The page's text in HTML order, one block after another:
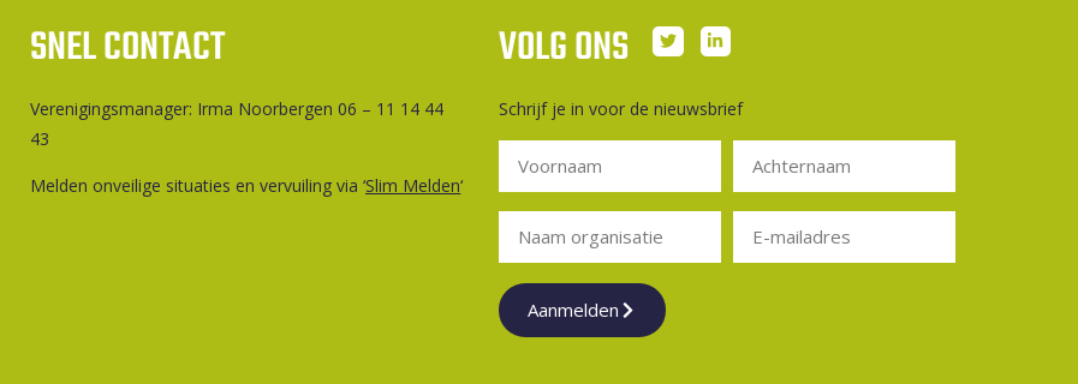
SNEL CONTACT
Ver­e­ni­gings­ma­na­ger: Irma Noorbergen 06 – 11 14 44
43
Melden onveilige situaties en vervuiling via ‘Slim Melden‘
VOLG ONS
Schrijf je in voor de nieuwsbrief
Aanmelden